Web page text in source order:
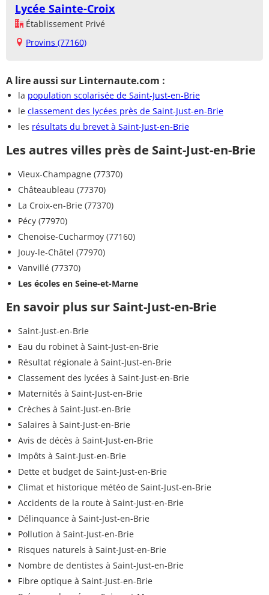
Lycée Sainte-Croix
Établissement Privé
Provins (77160)
A lire aussi sur Linternaute.com :
la population scolarisée de Saint-Just-en-Brie
le classement des lycées près de Saint-Just-en-Brie
les résultats du brevet à Saint-Just-en-Brie
Les autres villes près de Saint-Just-en-Brie
Vieux-Champagne (77370)
Châteaubleau (77370)
La Croix-en-Brie (77370)
Pécy (77970)
Chenoise-Cucharmoy (77160)
Jouy-le-Châtel (77970)
Vanvillé (77370)
Les écoles en Seine-et-Marne
En savoir plus sur Saint-Just-en-Brie
Saint-Just-en-Brie
Eau du robinet à Saint-Just-en-Brie
Résultat régionale à Saint-Just-en-Brie
Classement des lycées à Saint-Just-en-Brie
Maternités à Saint-Just-en-Brie
Crèches à Saint-Just-en-Brie
Salaires à Saint-Just-en-Brie
Avis de décès à Saint-Just-en-Brie
Impôts à Saint-Just-en-Brie
Dette et budget de Saint-Just-en-Brie
Climat et historique météo de Saint-Just-en-Brie
Accidents de la route à Saint-Just-en-Brie
Délinquance à Saint-Just-en-Brie
Pollution à Saint-Just-en-Brie
Risques naturels à Saint-Just-en-Brie
Nombre de dentistes à Saint-Just-en-Brie
Fibre optique à Saint-Just-en-Brie